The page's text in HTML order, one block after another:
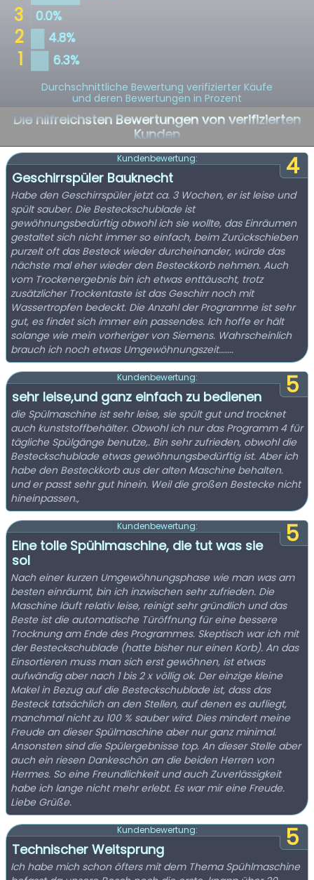
Durchschnittliche Bewertung verifizierter Käufe
und deren Bewertungen in Prozent
Die hilfreichsten Bewertungen von verifizierten
Kunden
4
Kundenbewertung:
Geschirrspüler Bauknecht
Habe den Geschirrspüler jetzt ca. 3 Wochen, er ist leise und
spült sauber. Die Besteckschublade ist
gewöhnungsbedürftig obwohl ich sie wollte, das Einräumen
gestaltet sich nicht immer so einfach, beim Zurückschieben
purzelt oft das Besteck wieder durcheinander, würde das
nächste mal eher wieder den Besteckkorb nehmen. Auch
vom Trockenergebnis bin ich etwas enttäuscht, trotz
zusätzlicher Trockentaste ist das Geschirr noch mit
Wassertropfen bedeckt. Die Anzahl der Programme ist sehr
gut, es findet sich immer ein passendes. Ich hoffe er hält
solange wie mein vorheriger von Siemens. Wahrscheinlich
brauch ich noch etwas Umgewöhnungszeit.......
5
Kundenbewertung:
sehr leise,und ganz einfach zu bedienen
die Spülmaschine ist sehr leise, sie spült gut und trocknet
auch kunststoffbehälter. Obwohl ich nur das Programm 4 für
tägliche Spülgänge benutze,. Bin sehr zufrieden, obwohl die
Besteckschublade etwas gewöhnungsbedürftig ist. Aber ich
habe den Besteckkorb aus der alten Maschine behalten.
und er passt sehr gut hinein. Weil die großen Bestecke nicht
hineinpassen.,
5
Kundenbewertung:
Eine tolle Spühlmaschine, die tut was sie
sol
Nach einer kurzen Umgewöhnungsphase wie man was am
besten einräumt, bin ich inzwischen sehr zufrieden. Die
Maschine läuft relativ leise, reinigt sehr gründlich und das
Beste ist die automatische Türöffnung für eine bessere
Trocknung am Ende des Programmes. Skeptisch war ich mit
der Besteckschublade (hatte bisher nur einen Korb). An das
Einsortieren muss man sich erst gewöhnen, ist etwas
aufwändig aber nach 1 bis 2 x völlig ok. Der einzige kleine
Makel in Bezug auf die Besteckschublade ist, dass das
Besteck tatsächlich an den Stellen, auf denen es aufliegt,
manchmal nicht zu 100 % sauber wird. Dies mindert meine
Freude an dieser Spülmaschine aber nur ganz minimal.
Ansonsten sind die Spülergebnisse top. An dieser Stelle aber
auch ein riesen Dankeschön an die beiden Herren von
Hermes. So eine Freundlichkeit und auch Zuverlässigkeit
habe ich lange nicht mehr erlebt. Es war mir eine Freude.
Liebe Grüße.
5
Kundenbewertung:
Technischer Weitsprung
Ich habe mich schon öfters mit dem Thema Spühlmaschine